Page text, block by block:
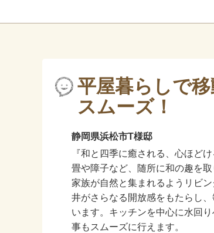
平屋暮らしで
スムーズ！
静岡県浜松市T様邸
『和と四季に癒される、心ほどけ
畳や障子など、随所に和の趣を
家族が自然と集まれるようリビ
井がさらなる開放感をもたらし
います。キッチンを中心に水回
事もスムーズに行えます。